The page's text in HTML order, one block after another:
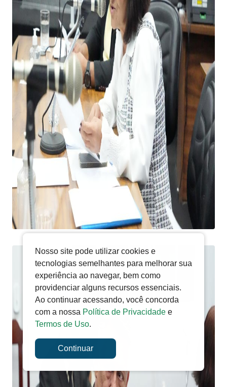
Nosso site pode utilizar cookies e
tecnologias semelhantes para melhorar sua
experiência ao navegar, bem como
providenciar alguns recursos essenciais.
Ao continuar acessando, você concorda
com a nossa Política de Privacidadee
Termos de Uso.
Continuar